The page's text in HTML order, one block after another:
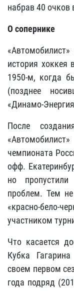
набрав 40 очков
О сопернике
история хоккея
1950-м, когда
(позднее
«Динамо-
После
чемпионата
офф.
но
проблем. Тем
«красно-
участником
Что касается
Кубка
своем первом
года подряд